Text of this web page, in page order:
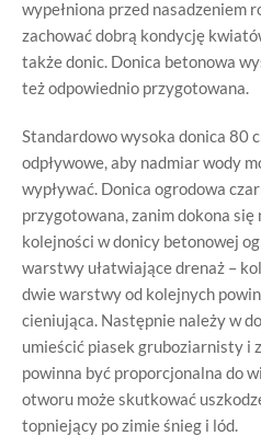
wypełniona przed nasadzeniem
zachować dobrą kondycję
także donic. Donica betonowa
też odpowiednio przygotowana.
Standardowo wysoka donica 80
odpływowe, aby nadmiar wody
wypływać. Donica ogrodowa
przygotowana, zanim dokona się
kolejności w donicy betonowej
warstwy ułatwiające drenaż –
dwie warstwy od kolejnych
cieniująca. Następnie należy w
umieścić piasek gruboziarnisty i
powinna być proporcjonalna do
otworu może skutkować
topniejący po zimie śnieg i lód.